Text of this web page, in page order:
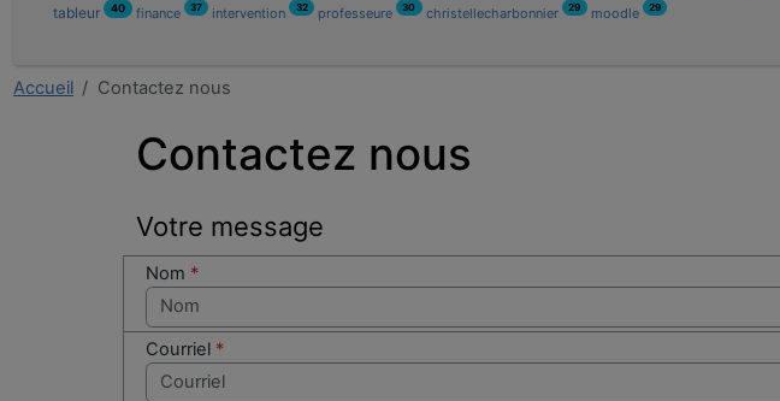
tableur 40 finance 37 intervention 32 professeure 30 christellecharbonnier 29 moodle 29
Accueil Contactez nous
Contactez nous
Votre message
Nom *
Courriel *